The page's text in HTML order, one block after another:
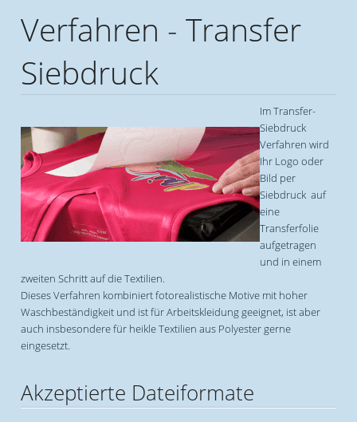
Verfahren - Transfer
Siebdruck
Im Transfer-
Siebdruck
Verfahren wird
Ihr Logo oder
Bild per
Siebdruck auf
eine
Transferfolie
aufgetragen
und in einem
zweiten Schritt auf die Textilien.
Dieses Verfahren kombiniert fotorealistische Motive mit hoher
Waschbeständigkeit und ist für Arbeitskleidung geeignet, ist aber
auch insbesondere für heikle Textilien aus Polyester gerne
eingesetzt.
Akzeptierte Dateiformate